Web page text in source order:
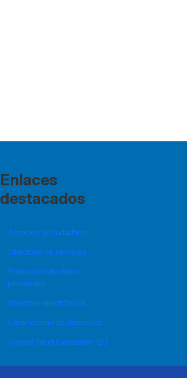
Enlaces
destacados
Atención al ciudadano
Directorio de servicios
Protección de datos
personales
Boletines electrónicos
Canal interno de denuncias
Fondos Next Generation EU